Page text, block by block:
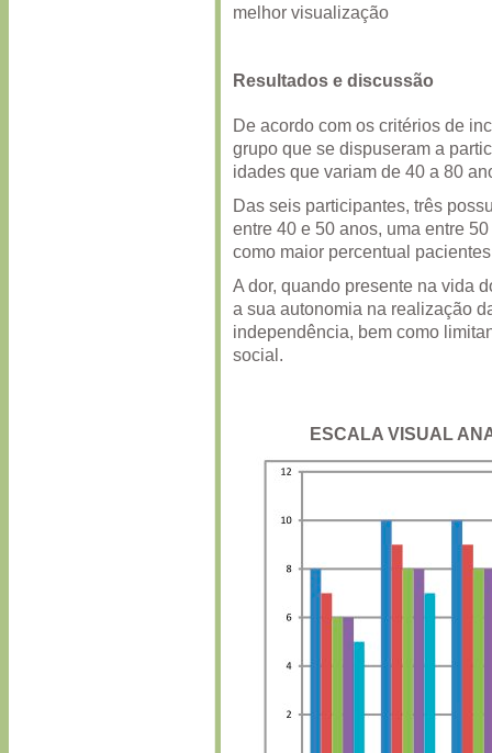
melhor visualização
Resultados e discussão
De acordo com os critérios de
grupo que se dispuseram a
idades que variam de 40 a 80
Das seis participantes, três
entre 40 e 50 anos, uma entre
como maior percentual
A dor, quando presente na vida
a sua autonomia na realização
independência, bem como
social.
ESCALA VISUAL